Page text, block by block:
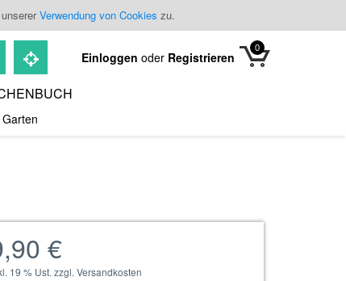
Verwendung von Cookies zu.
Einloggen oder Registrieren
0
Garten
€
19 % Ust. zzgl. Versandkosten